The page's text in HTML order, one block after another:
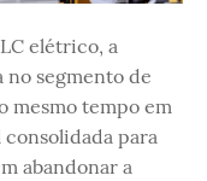
elétrico, a
no segmento de
mesmo tempo em
para
abandonar a